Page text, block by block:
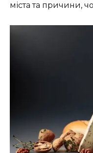
міста та причини,